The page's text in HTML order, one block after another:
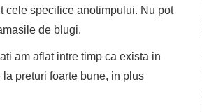
cele specifice anotimpului. Nu pot
de blugi.
am aflat intre timp ca exista in
preturi foarte bune, in plus